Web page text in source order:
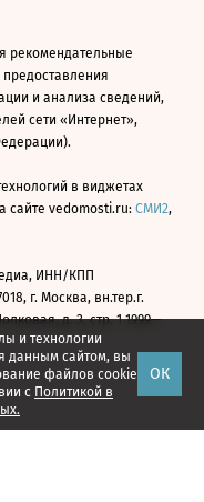
и технологии
данным сайтом, вы
файлов cookie
с Политикой в
ОК
рекомендательные
и анализа сведений,
сети «Интернет»,
в виджетах
сайте vedomosti.ru: СМИ2,
ИНН/КПП
г. Москва, вн.тер.г.
д. 3, стр. 1 1999—